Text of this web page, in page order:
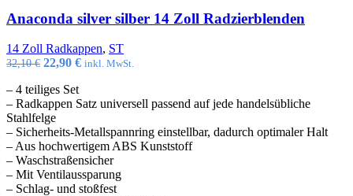
Anaconda silver silber 14 Zoll Radzierblenden
14 Zoll Radkappen, ST
32,10€ Ursprünglicher
war:
32,10 €
22,90 €Aktueller
22,90 €.
inkl. MwSt.
– 4 teiliges Set
– Radkappen Satz universell passend auf jede handelsübliche
Stahlfelge
– Sicherheits-Metallspannring einstellbar, dadurch optimaler Halt
– Aus hochwertigem ABS Kunststoff
– Waschstraßensicher
– Mit Ventilaussparung
– Schlag- und stoßfest